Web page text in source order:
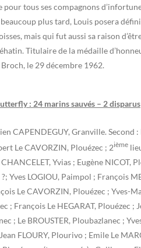
tous ses compagnons
plus tard, Louis posera
mais qui fut aussi sa raison
Titulaire de la médaille
le 29 décembre 1962.
: 24 marins sauvés – 2 disparus
CAPENDEGUY, Granville. Second
Le CAVORZIN, Plouézec ; 2ième
Yvias ; Eugène NICOT,
Yves LOGIOU, Paimpol ; François
Le CAVORZIN, Plouézec ; Yves-
; François Le HEGARAT, Plouézec ;
; Le BROUSTER, Ploubazlanec ;
FLOURY, Plourivo ; Emile Le